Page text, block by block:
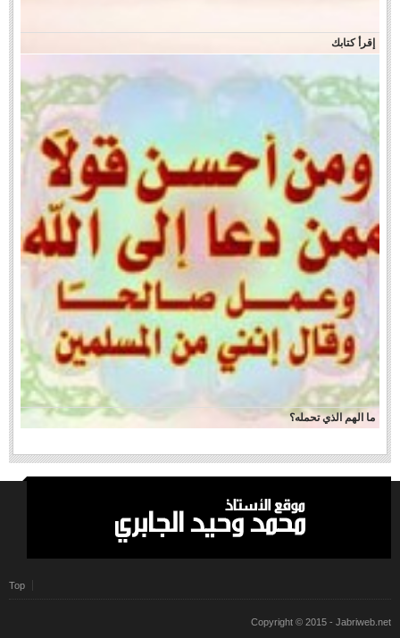
إقرأ كتابك
ما الهم الذي تحمله؟
Top
Copyright © 2015 - Jabriweb.net